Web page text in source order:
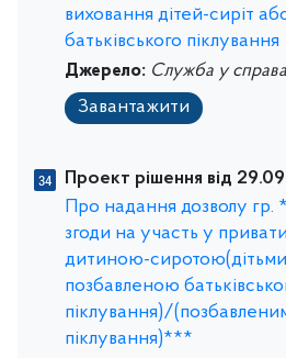
виховання дітей-сиріт
батьківського піклування
Джерело: Служба у
Завантажити
Проект рішення від
Про надання дозволу
згоди на участь у
дитиною-
позбавленою
піклування)/
піклування)***